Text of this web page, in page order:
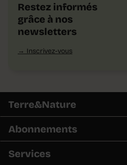
Restez informés
grâce à nos
newsletters
Inscrivez-vous
Terre&Nature
Abonnements
Services